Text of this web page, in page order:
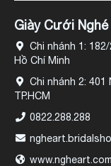
Giày Cưới
Chi nhánh 1: 182/
Hồ Chí Minh
Chi nhánh 2: 401
TP.HCM
0822.288.288
www.ngheart.com